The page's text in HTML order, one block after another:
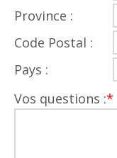
Province :
Code Postal :
Pays :
Vos questions :*